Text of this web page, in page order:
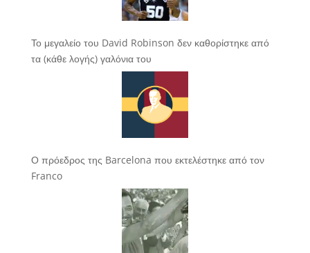
Το μεγαλείο του David Robinson δεν καθορίστηκε από
τα (κάθε λογής) γαλόνια του
Ο πρόεδρος της Barcelona που εκτελέστηκε από τον
Franco